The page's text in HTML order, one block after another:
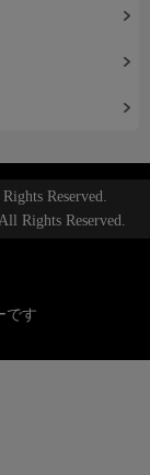
Reserved.
Rights Reserved.
です